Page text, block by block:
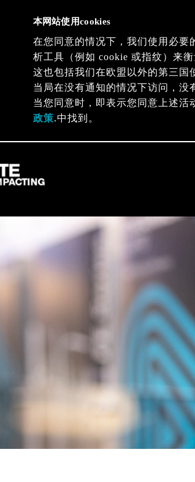
本网站使用cookies
在您同意的情况下，我们使用必要
析工具（例如 cookie 或指纹）来
这也包括我们在欧盟以外的第三国
当局在没有通知的情况下访问，没
当您同意时，即表示您同意上述活
政策.中找到。